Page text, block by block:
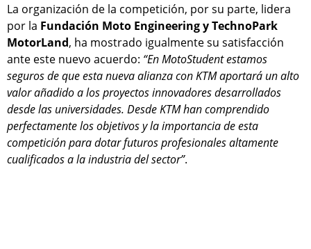
La organización de la competición, por su parte, lidera
por la Fundación Moto Engineering y TechnoPark
MotorLand, ha mostrado igualmente su satisfacción
ante este nuevo acuerdo: “En MotoStudent estamos
seguros de que esta nueva alianza con KTM aportará un alto
valor añadido a los proyectos innovadores desarrollados
desde las universidades. Desde KTM han comprendido
perfectamente los objetivos y la importancia de esta
competición para dotar futuros profesionales altamente
cualificados a la industria del sector”.